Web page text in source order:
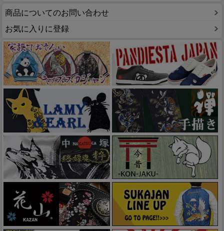
商品についてのお問い合わせ
お気に入りに登録